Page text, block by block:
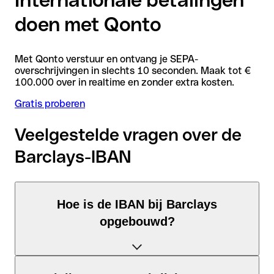
doen met Qonto
Met Qonto verstuur en ontvang je SEPA-
overschrijvingen in slechts 10 seconden. Maak tot €
100.000 over in realtime en zonder extra kosten.
Gratis proberen
Veelgestelde vragen over de
Barclays-IBAN
Hoe is de IBAN bij Barclays
opgebouwd?